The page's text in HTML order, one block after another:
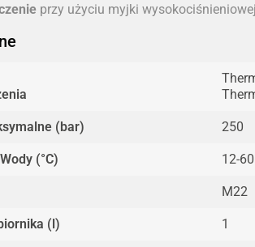
przy użyciu myjki
(bar) 250
(°C) 12-60
M22
(l) 1